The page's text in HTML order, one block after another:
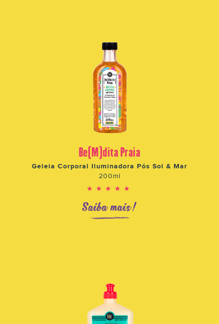
Be(M)dita Praia
Geleia Corporal Iluminadora Pós Sol & Mar
200ml
★★★★★
Saiba mais!